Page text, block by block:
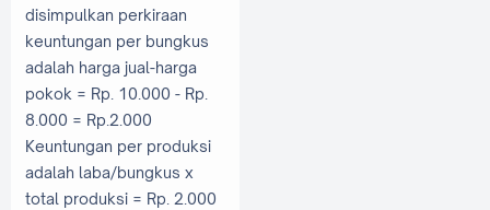
disimpulkan perkiraan
keuntungan per bungkus
adalah harga jual-harga
pokok = Rp. 10.000 - Rp.
8.000 = Rp.2.000
Keuntungan per produksi
adalah laba/bungkus x
total produksi = Rp. 2.000